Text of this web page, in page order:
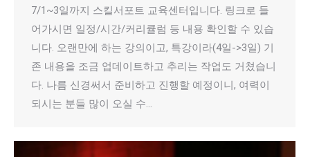
7/1~3일까지 스킬서포트 교육센터입니다. 링크로 들
어가시면 일정/시간/커리큘럼 등 내용 확인할 수 있습
니다. 오랜만에 하는 강의이고, 특강이라(4일->3일) 기
존 내용을 조금 업데이트하고 추리는 작업도 거쳤습니
다. 나름 신경써서 준비하고 진행할 예정이니, 여력이
되시는 분들 많이 오실 수…